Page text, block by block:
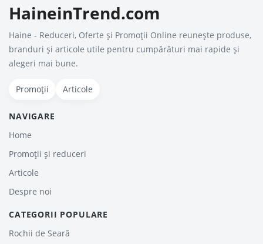
HaineinTrend.com
Haine - Reduceri, Oferte şi Promoţii Online reunește produse,
branduri și articole utile pentru cumpărături mai rapide și
alegeri mai bune.
Promoții Articole
NAVIGARE
Home
Promoții și reduceri
Articole
Despre noi
CATEGORII POPULARE
Rochii de Seară